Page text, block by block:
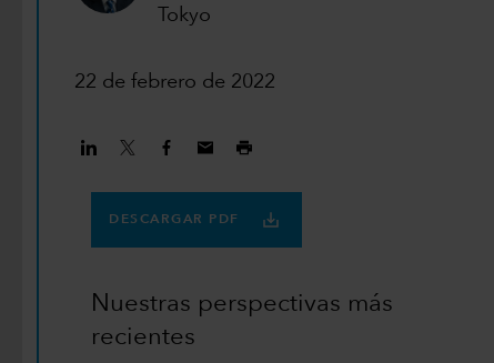
Tokyo
22 de febrero de 2022
DESCARGAR PDF
Nuestras perspectivas más
recientes